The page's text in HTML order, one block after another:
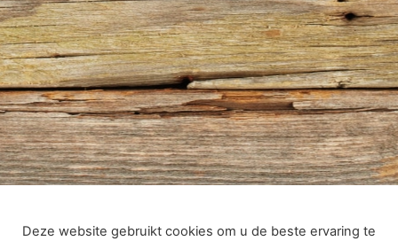
Deze website gebruikt cookies om u de beste ervaring te